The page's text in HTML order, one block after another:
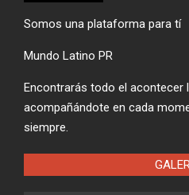
Somos una plataforma para tí
Mundo Latino PR
Encontrarás todo el acontecer
acompañándote en cada
siempre.